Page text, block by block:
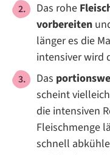
Das rohe
vorbereiten
länger es die
intensiver wird
Das
scheint
die intensiven
Fleischmenge
schnell